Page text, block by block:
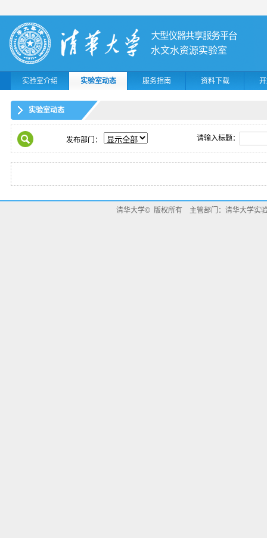
水文水资源实验室
实验室介绍 实验室动态 服务指南 资料下载
实验室动态
发布部门： 请输入标题：
清华大学© 版权所有 主管部门：清华大学实